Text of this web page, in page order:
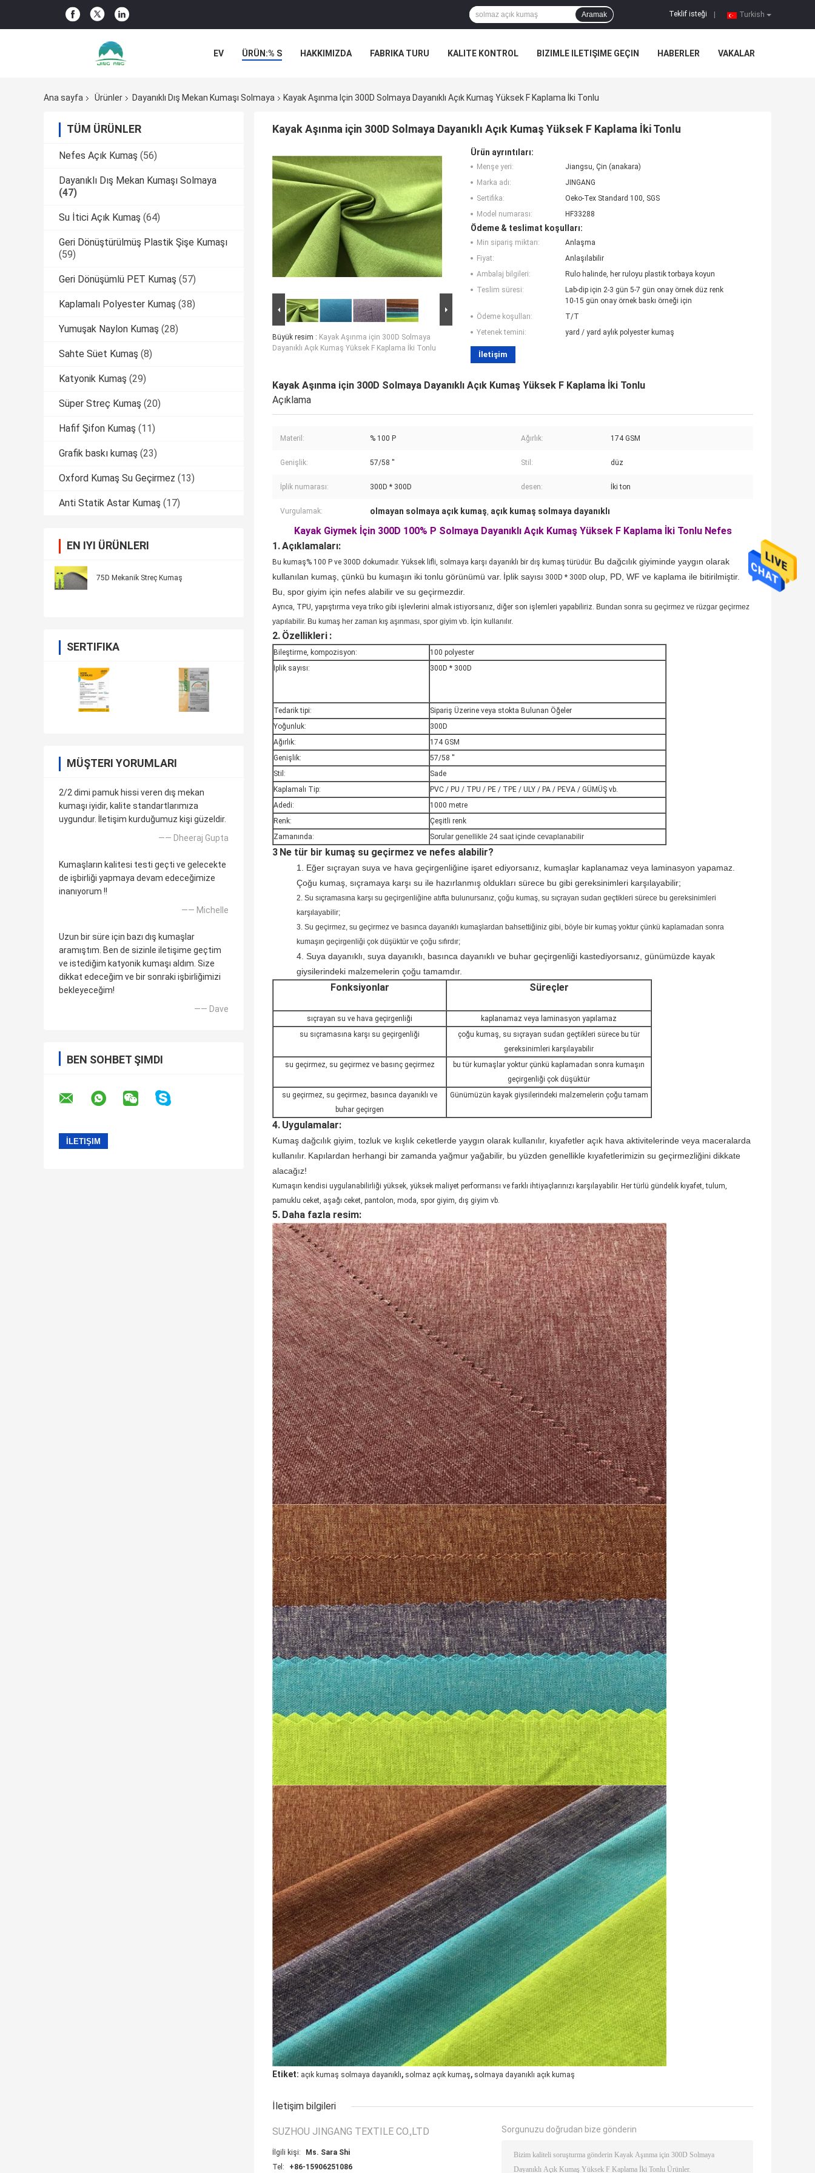
Turkish
Teklif isteği
Aramak
EV ÜRÜN:% S HAKKIMIZDA FABRIKA TURU KALITE KONTROL BIZIMLE ILETIŞIME GEÇIN HABERLER VAKALAR
Ana sayfa
Ürünler Dayanıklı Dış Mekan Kumaşı Solmaya Kayak Aşınma Için 300D Solmaya Dayanıklı Açık Kumaş Yüksek F Kaplama İki Tonlu
TÜM ÜRÜNLER
Nefes Açık Kumaş (56)
Dayanıklı Dış Mekan Kumaşı Solmaya
(47)
Su İtici Açık Kumaş (64)
Geri Dönüştürülmüş Plastik Şişe Kumaşı
(59)
Geri Dönüşümlü PET Kumaş (57)
Kaplamalı Polyester Kumaş (38)
Yumuşak Naylon Kumaş (28)
Sahte Süet Kumaş (8)
Katyonik Kumaş (29)
Süper Streç Kumaş (20)
Hafif Şifon Kumaş (11)
Grafik baskı kumaş (23)
Oxford Kumaş Su Geçirmez (13)
Anti Statik Astar Kumaş (17)
EN IYI ÜRÜNLERI
75D Mekanik Streç Kumaş
SERTIFIKA
MÜŞTERI YORUMLARI
2/2 dimi pamuk hissi veren dış mekan
kumaşı iyidir, kalite standartlarımıza
uygundur. İletişim kurduğumuz kişi güzeldir.
—— Dheeraj Gupta
Kumaşların kalitesi testi geçti ve gelecekte
de işbirliği yapmaya devam edeceğimize
inanıyorum !!
—— Michelle
Uzun bir süre için bazı dış kumaşlar
aramıştım. Ben de sizinle iletişime geçtim
ve istediğim katyonik kumaşı aldım. Size
dikkat edeceğim ve bir sonraki işbirliğimizi
bekleyeceğim!
—— Dave
BEN SOHBET ŞIMDI
Kayak Aşınma için 300D Solmaya Dayanıklı Açık Kumaş Yüksek F Kaplama İki Tonlu
Büyük resim : Kayak Aşınma için 300D Solmaya
Dayanıklı Açık Kumaş Yüksek F Kaplama İki Tonlu
Ürün ayrıntıları:
Menşe yeri:
Jiangsu, Çin (anakara)
Marka adı:
JINGANG
Sertifika:
Oeko-Tex Standard 100, SGS
Model numarası:
HF33288
Ödeme & teslimat koşulları:
Min sipariş miktarı:
Anlaşma
Fiyat:
Anlaşılabilir
Ambalaj bilgileri:
Rulo halinde, her ruloyu plastik torbaya koyun
Teslim süresi:
Lab-dip için 2-3 gün 5-7 gün onay örnek düz renk
10-15 gün onay örnek baskı örneği için
Ödeme koşulları:
T/T
Yetenek temini:
yard / yard aylık polyester kumaş
İletişim
Kayak Aşınma için 300D Solmaya Dayanıklı Açık Kumaş Yüksek F Kaplama İki Tonlu
Açıklama
Materil: % 100 P Ağırlık: 174 GSM
Genişlik: 57/58 '' Stil: düz
İplik numarası: 300D * 300D desen: İki ton
Vurgulamak: olmayan solmaya açık kumaş, açık kumaş solmaya dayanıklı
Kayak Giymek İçin 300D 100% P Solmaya Dayanıklı Açık Kumaş Yüksek F Kaplama İki Tonlu Nefes
1.Açıklamaları:
Bu kumaş% 100 P ve 300D dokumadır. Yüksek lifli, solmaya karşı dayanıklı bir dış kumaş türüdür. Bu dağcılık giyiminde yaygın olarak
kullanılan kumaş, çünkü bu kumaşın iki tonlu görünümü var. İplik sayısı 300D * 300D olup, PD, WF ve kaplama ile bitirilmiştir.
Bu, spor giyim için nefes alabilir ve su geçirmezdir.
Ayrıca, TPU, yapıştırma veya triko gibi işlevlerini almak istiyorsanız, diğer son işlemleri yapabiliriz. Bundan sonra su geçirmez ve rüzgar geçirmez
yapılabilir. Bu kumaş her zaman kış aşınması, spor giyim vb. İçin kullanılır.
2. Özellikleri :
Bileştirme, kompozisyon:
100 polyester
İplik sayısı:
300D * 300D
Tedarik tipi:
Sipariş Üzerine veya stokta Bulunan Öğeler
Yoğunluk:
300D
Ağırlık:
174 GSM
Genişlik:
57/58 ''
Stil:
Sade
Kaplamalı Tip:
PVC / PU / TPU / PE / TPE / ULY / PA / PEVA / GÜMÜŞ vb.
Adedi:
1000 metre
Renk:
Çeşitli renk
Zamanında:
Sorular genellikle 24 saat içinde cevaplanabilir
3 Ne tür bir kumaş su geçirmez ve nefes alabilir?
1. Eğer sıçrayan suya ve hava geçirgenliğine işaret ediyorsanız, kumaşlar kaplanamaz veya laminasyon yapamaz.
Çoğu kumaş, sıçramaya karşı su ile hazırlanmış oldukları sürece bu gibi gereksinimleri karşılayabilir;
2. Su sıçramasına karşı su geçirgenliğine atıfta bulunursanız, çoğu kumaş, su sıçrayan sudan geçtikleri sürece bu gereksinimleri
karşılayabilir;
3. Su geçirmez, su geçirmez ve basınca dayanıklı kumaşlardan bahsettiğiniz gibi, böyle bir kumaş yoktur çünkü kaplamadan sonra
kumaşın geçirgenliği çok düşüktür ve çoğu sıfırdır;
4. Suya dayanıklı, suya dayanıklı, basınca dayanıklı ve buhar geçirgenliği kastediyorsanız, günümüzde kayak
giysilerindeki malzemelerin çoğu tamamdır.
Fonksiyonlar Süreçler
sıçrayan su ve hava geçirgenliği
kaplanamaz veya laminasyon yapılamaz
su sıçramasına karşı su geçirgenliği
çoğu kumaş, su sıçrayan sudan geçtikleri sürece bu tür
gereksinimleri karşılayabilir
su geçirmez, su geçirmez ve basınç geçirmez
bu tür kumaşlar yoktur çünkü kaplamadan sonra kumaşın
geçirgenliği çok düşüktür
su geçirmez, su geçirmez, basınca dayanıklı ve
buhar geçirgen
Günümüzün kayak giysilerindeki malzemelerin çoğu tamam
4. Uygulamalar:
Kumaş dağcılık giyim, tozluk ve kışlık ceketlerde yaygın olarak kullanılır, kıyafetler açık hava aktivitelerinde veya maceralarda
kullanılır. Kapılardan herhangi bir zamanda yağmur yağabilir, bu yüzden genellikle kıyafetlerimizin su geçirmezliğini dikkate
alacağız!
Kumaşın kendisi uygulanabilirliği yüksek, yüksek maliyet performansı ve farklı ihtiyaçlarınızı karşılayabilir. Her türlü gündelik kıyafet, tulum,
pamuklu ceket, aşağı ceket, pantolon, moda, spor giyim, dış giyim vb.
5. Daha fazla resim:
Etiket: açık kumaş solmaya dayanıklı, solmaz açık kumaş, solmaya dayanıklı açık kumaş
İletişim bilgileri
SUZHOU JINGANG TEXTILE CO.,LTD
İlgili kişi:
Ms. Sara Shi
Tel:
+86-15906251086
Sorgunuzu doğrudan bize gönderin